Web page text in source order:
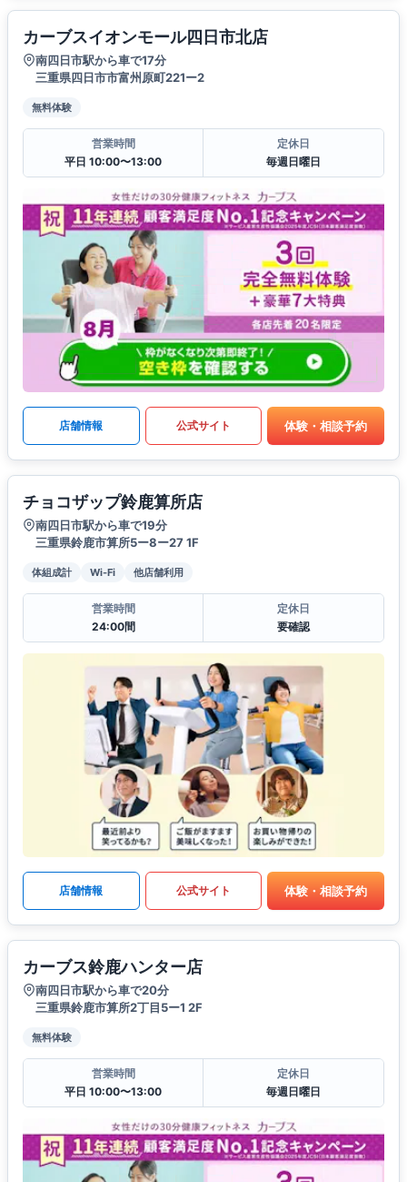
カーブスイオンモール四日市北店
南四日市駅から車で17分
三重県四日市市富州原町221ー2
無料体験
営業時間
平日 10:00〜13:00
定休日
毎週日曜日
店舗情報 公式サイト 体験・相談予約
チョコザップ鈴鹿算所店
南四日市駅から車で19分
三重県鈴鹿市算所5ー8ー27 1F
体組成計 Wi-Fi 他店舗利用
営業時間
24:00間
定休日
要確認
店舗情報 公式サイト 体験・相談予約
カーブス鈴鹿ハンター店
南四日市駅から車で20分
三重県鈴鹿市算所2丁目5ー1 2F
無料体験
営業時間
平日 10:00〜13:00
定休日
毎週日曜日